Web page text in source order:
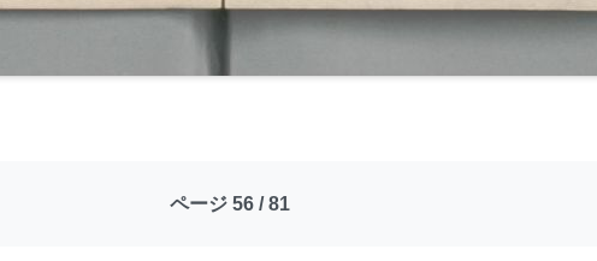
ページ 56 / 81